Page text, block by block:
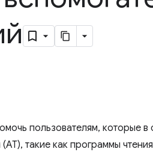
пользователям, которые
такие как программы